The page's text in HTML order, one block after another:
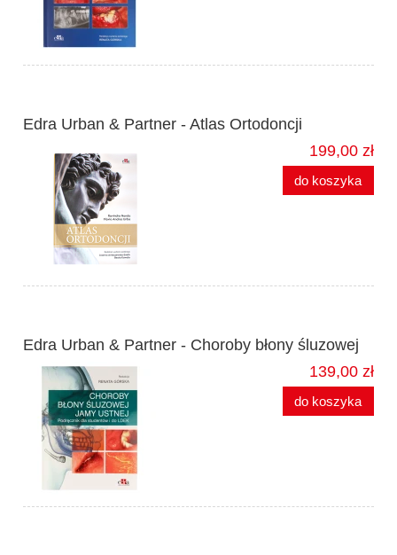
Edra Urban & Partner - Atlas Ortodoncji
199,00 zł
do koszyka
Edra Urban & Partner - Choroby błony śluzowej
139,00 zł
do koszyka